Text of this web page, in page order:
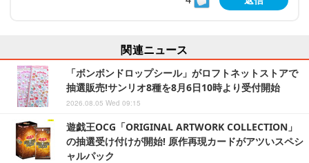
関連ニュース
「ボンボンドロップシール」がロフトネットストアで
抽選販売!サンリオ8種を8月6日10時より受付開始
2026.08.05 Wed 09:15
遊戯王OCG「ORIGINAL ARTWORK COLLECTION」
の抽選受け付けが開始! 原作再現カードがアツいスペシ
ャルパック